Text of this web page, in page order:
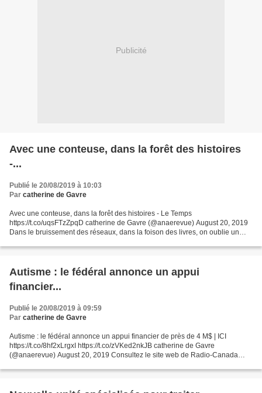
Publicité
Avec une conteuse, dans la forêt des histoires
-...
Publié le 20/08/2019 à 10:03
Par catherine de Gavre
Avec une conteuse, dans la forêt des histoires - Le Temps
https://t.co/uqsFTzZpqD catherine de Gavre (@anaerevue) August 20, 2019
Dans le bruissement des réseaux, dans la foison des livres, on oublie un
Autisme : le fédéral annonce un appui
financier...
Publié le 20/08/2019 à 09:59
Par catherine de Gavre
Autisme : le fédéral annonce un appui financier de près de 4 M$ | ICI
https://t.co/8hf2xLrgxI https://t.co/zVKed2nkJB catherine de Gavre
(@anaerevue) August 20, 2019 Consultez le site web de Radio-Canada